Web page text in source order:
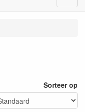
Sorteer op